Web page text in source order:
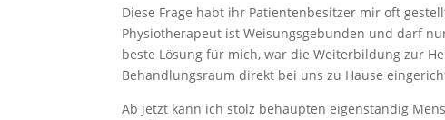
Diese Frage habt ihr Patientenbesitzer mir oft
Physiotherapeut ist Weisungsgebunden und darf
beste Lösung für mich, war die Weiterbildung zur
Behandlungsraum direkt bei uns zu Hause
Ab jetzt kann ich stolz behaupten eigenständig